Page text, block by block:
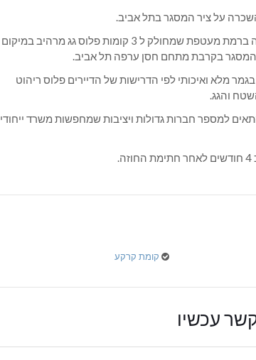
על ציר המסגר בתל אביב.
משרד להשכרה ברמת מעטפת שמחולק ל 3 קומות פלוס גג מרהיב במיקום
המסגר בקרבת מתחם חסן ערפה תל אביב.
מלא ואיכותי לפי הדרישות של הדיירים פלוס ריהוט
והגג.
למספר חברות גדולות ויציבות שמחפשות משרד ייחודי
קומת קרקע
עכשיו